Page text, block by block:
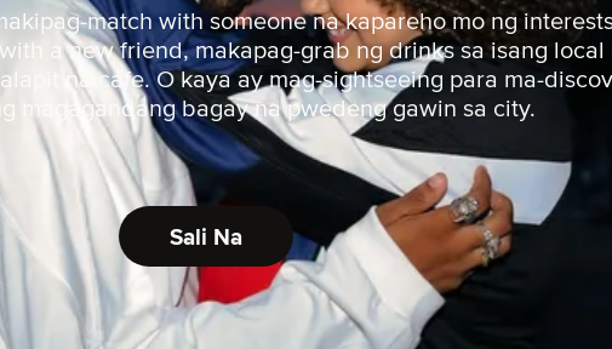
match with someone na kapareho mo ng
a new friend, makapag-grab ng drinks sa isang local
na cafe. O kaya ay mag-sightseeing para ma-
magagandang bagay na pwedeng gawin sa city.
Sali Na